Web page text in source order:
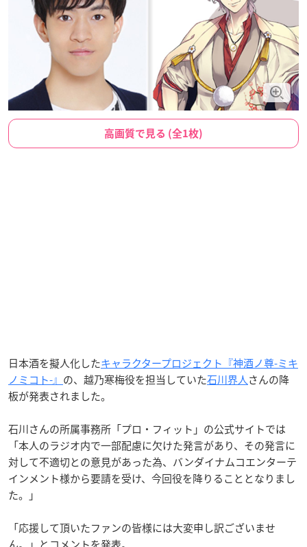
高画質で見る (全1枚)
日本酒を擬人化したキャラクタープロジェクト『神酒ノ尊-ミキ
ノミコト-』 の、越乃寒梅役を担当していた石川界人さんの降
板が発表されました。
石川さんの所属事務所「プロ・フィット」の公式サイトでは
「本人のラジオ内で一部配慮に欠けた発言があり、その発言に
対して不適切との意見があった為、バンダイナムコエンターテ
インメント様から要請を受け、今回役を降りることとなりまし
た。」
「応援して頂いたファンの皆様には大変申し訳ございませ
ん。」とコメントを発表。